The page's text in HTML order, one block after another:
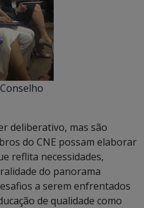
deliberativo, mas são
do CNE possam elaborar
reflita necessidades,
do panorama
a serem enfrentados
de qualidade como